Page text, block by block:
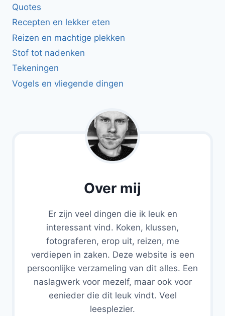
Quotes
Recepten en lekker eten
Reizen en machtige plekken
Stof tot nadenken
Tekeningen
Vogels en vliegende dingen
Over mij
Er zijn veel dingen die ik leuk en
interessant vind. Koken, klussen,
fotograferen, erop uit, reizen, me
verdiepen in zaken. Deze website is een
persoonlijke verzameling van dit alles. Een
naslagwerk voor mezelf, maar ook voor
eenieder die dit leuk vindt. Veel
leesplezier.